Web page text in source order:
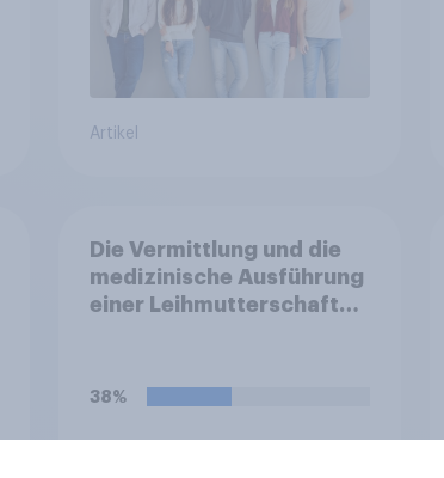
Artikel
Die Vermittlung und die
medizinische Ausführung
einer Leihmutterschaft
anderen Ländern
zu diesem Verbot?
38%